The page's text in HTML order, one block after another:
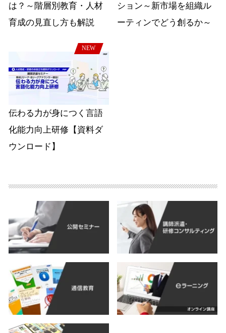
は？～階層別教育・人材
育成の見直し方も解説
ション～新市場を組織ル
ーティンでどう創るか～
NEW
伝わる力が身につく言語
化能力向上研修【資料ダ
ウンロード】